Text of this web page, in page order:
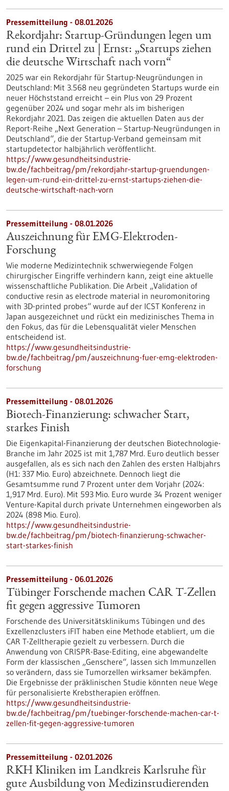
Pressemitteilung - 08.01.2026
Rekordjahr: Startup-Gründungen legen um
rund ein Drittel zu | Ernst: „Startups ziehen
die deutsche Wirtschaft nach vorn“
2025 war ein Rekordjahr für Startup-Neugründungen in
Deutschland: Mit 3.568 neu gegründeten Startups wurde ein
neuer Höchststand erreicht – ein Plus von 29 Prozent
gegenüber 2024 und sogar mehr als im bisherigen
Rekordjahr 2021. Das zeigen die aktuellen Daten aus der
Report-Reihe „Next Generation – Startup-Neugründungen in
Deutschland“, die der Startup-Verband gemeinsam mit
startupdetector halbjährlich veröffentlicht.
https://www.gesundheitsindustrie-
bw.de/fachbeitrag/pm/rekordjahr-startup-gruendungen-
legen-um-rund-ein-drittel-zu-ernst-startups-ziehen-die-
deutsche-wirtschaft-nach-vorn
Pressemitteilung - 08.01.2026
Auszeichnung für EMG-Elektroden-
Forschung
Wie moderne Medizintechnik schwerwiegende Folgen
chirurgischer Eingriffe verhindern kann, zeigt eine aktuelle
wissenschaftliche Publikation. Die Arbeit „Validation of
conductive resin as electrode material in neuromonitoring
with 3D-printed probes“ wurde auf der ICST Konferenz in
Japan ausgezeichnet und rückt ein medizinisches Thema in
den Fokus, das für die Lebensqualität vieler Menschen
entscheidend ist.
https://www.gesundheitsindustrie-
bw.de/fachbeitrag/pm/auszeichnung-fuer-emg-elektroden-
forschung
Pressemitteilung - 08.01.2026
Biotech-Finanzierung: schwacher Start,
starkes Finish
Die Eigenkapital-Finanzierung der deutschen Biotechnologie-
Branche im Jahr 2025 ist mit 1,787 Mrd. Euro deutlich besser
ausgefallen, als es sich nach den Zahlen des ersten Halbjahrs
(H1: 337 Mio. Euro) abzeichnete. Dennoch liegt die
Gesamtsumme rund 7 Prozent unter dem Vorjahr (2024:
1,917 Mrd. Euro). Mit 593 Mio. Euro wurde 34 Prozent weniger
Venture-Kapital durch private Unternehmen eingeworben als
2024 (898 Mio. Euro).
https://www.gesundheitsindustrie-
bw.de/fachbeitrag/pm/biotech-finanzierung-schwacher-
start-starkes-finish
Pressemitteilung - 06.01.2026
Tübinger Forschende machen CAR T-Zellen
fit gegen aggressive Tumoren
Forschende des Universitätsklinikums Tübingen und des
Exzellenzclusters iFIT haben eine Methode etabliert, um die
CAR T-Zelltherapie gezielt zu verbessern. Durch die
Anwendung von CRISPR-Base-Editing, eine abgewandelte
Form der klassischen „Genschere“, lassen sich Immunzellen
so verändern, dass sie Tumorzellen wirksamer bekämpfen.
Die Ergebnisse der präklinischen Studie könnten neue Wege
für personalisierte Krebstherapien eröffnen.
https://www.gesundheitsindustrie-
bw.de/fachbeitrag/pm/tuebinger-forschende-machen-car-t-
zellen-fit-gegen-aggressive-tumoren
Pressemitteilung - 02.01.2026
RKH Kliniken im Landkreis Karlsruhe für
gute Ausbildung von Medizinstudierenden